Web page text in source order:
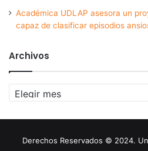
Académica UDLAP asesora un
capaz de clasificar episodios
Archivos
Archivos
Derechos Reservados © 2024.